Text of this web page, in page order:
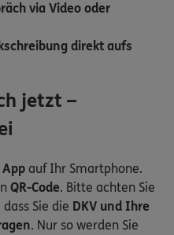
via Video oder
direkt aufs
jetzt –
auf Ihr Smartphone.
QR-Code. Bitte achten Sie
Sie die DKV und Ihre
. Nur so werden Sie